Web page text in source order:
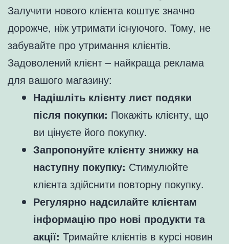
Залучити нового клієнта коштує значно
дорожче, ніж утримати існуючого. Тому, не
забувайте про утримання клієнтів.
Задоволений клієнт – найкраща реклама
для вашого магазину:
Надішліть клієнту лист подяки
після покупки: Покажіть клієнту, що
ви цінуєте його покупку.
Запропонуйте клієнту знижку на
наступну покупку: Стимулюйте
клієнта здійснити повторну покупку.
Регулярно надсилайте клієнтам
інформацію про нові продукти та
акції: Тримайте клієнтів в курсі новин